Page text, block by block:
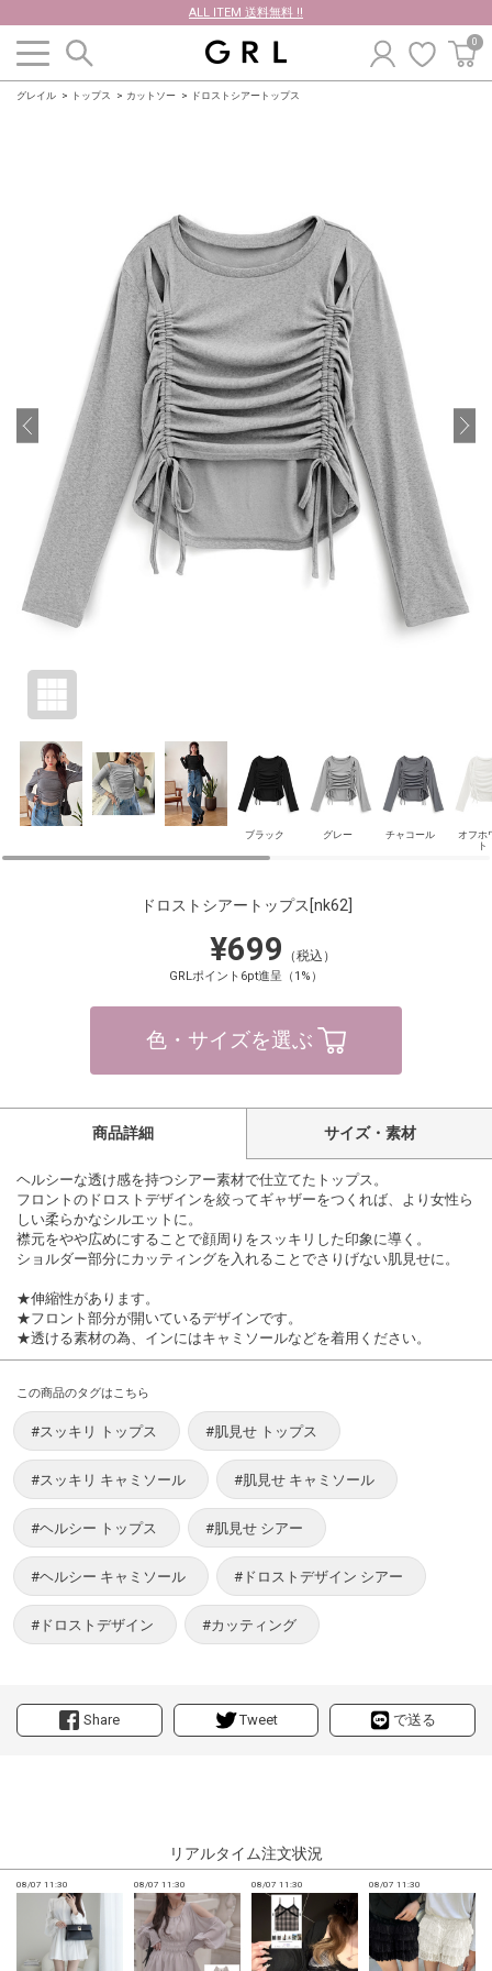
ALL ITEM 送料無料 !!
0
グレイル トップス カットソー ドロストシアートップス
ブラック グレー チャコール
オフホ
ト
ドロストシアートップス [nk62]
¥699 （税込）
GRLポイント6pt進呈（1%）
色・サイズを選ぶ
Share Tweet で送る
商品詳細 サイズ・素材
ヘルシーな透け感を持つシアー素材で仕立てたトップス。
フロントのドロストデザインを絞ってギャザーをつくれば、より女性ら
しい柔らかなシルエットに。
襟元をやや広めにすることで顔周りをスッキリした印象に導く。
ショルダー部分にカッティングを入れることでさりげない肌見せに。
★伸縮性があります。
★フロント部分が開いているデザインです。
★透ける素材の為、インにはキャミソールなどを着用ください。
この商品のタグはこちら
#スッキリ トップス #肌見せ トップス
#スッキリ キャミソール #肌見せ キャミソール
#ヘルシー トップス #肌見せ シアー
#ヘルシー キャミソール #ドロストデザイン シアー
#ドロストデザイン #カッティング
リアルタイム注文状況
08/07 11:30 08/07 11:30 08/07 11:30 08/07 11:30